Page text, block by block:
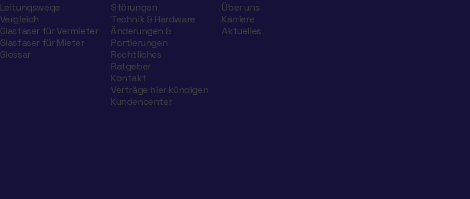
Leitungswege
Vergleich
Glasfaser für Vermieter
Glasfaser für Mieter
Glossar
Störungen
Technik & Hardware
Änderungen &
Portierungen
Rechtliches
Ratgeber
Kontakt
Verträge hier kündigen
Kundencenter
Über uns
Karriere
Aktuelles